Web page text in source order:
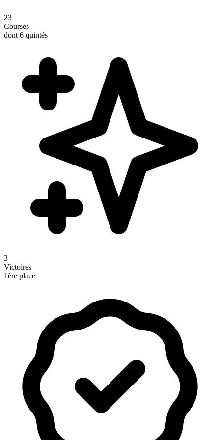
23
Courses
dont 6 quintés
3
Victoires
1ère place